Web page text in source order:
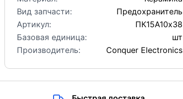
Вид запчасти:
Предохранитель
Артикул:
ПК15А10х38
Базовая единица:
шт
Производитель:
Conquer Electronics